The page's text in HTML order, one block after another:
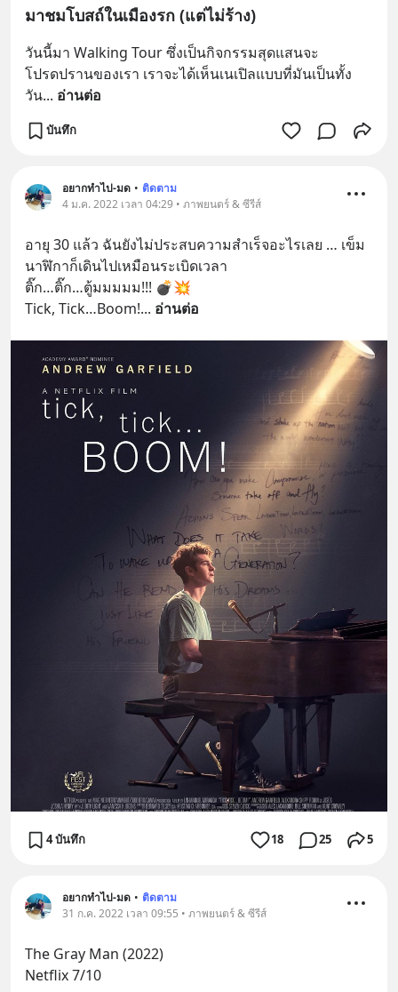
มาชมโบสถ์ในเมืองรก (แต่ไม่ร้าง)
วันนี้มา Walking Tour ซึ่งเป็นกิจกรรมสุดแสนจะ
โปรดปรานของเรา เราจะได้เห็นเนเปิลแบบที่มันเป็นทั้ง
วัน... อ่านต่อ
บันทึก
อยากทำไป-มด • ติดตาม
4 ม.ค. 2022 เวลา 04:29 • ภาพยนตร์ & ซีรีส์
อายุ 30 แล้ว ฉันยังไม่ประสบความสำเร็จอะไรเลย … เข็ม
นาฬิกาก็เดินไปเหมือนระเบิดเวลา
ติ๊ก…ติ๊ก…ตู้มมมมม!!! 💣💥
Tick, Tick…Boom!... อ่านต่อ
4 บันทึก 18 25 5
อยากทำไป-มด • ติดตาม
31 ก.ค. 2022 เวลา 09:55 • ภาพยนตร์ & ซีรีส์
The Gray Man (2022)
Netflix 7/10